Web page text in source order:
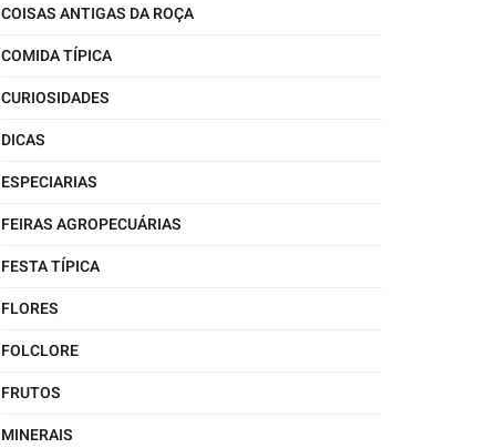
COISAS ANTIGAS DA ROÇA
COMIDA TÍPICA
CURIOSIDADES
DICAS
ESPECIARIAS
FEIRAS AGROPECUÁRIAS
FESTA TÍPICA
FLORES
FOLCLORE
FRUTOS
MINERAIS